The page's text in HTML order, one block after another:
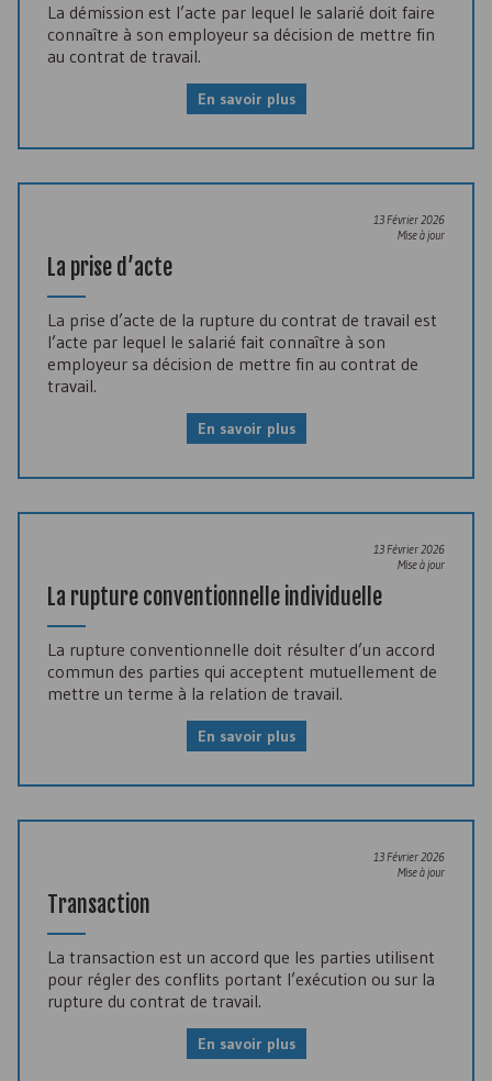
La démission est l’acte par lequel le salarié doit faire
connaître à son employeur sa décision de mettre fin
au contrat de travail.
En savoir plus
13 Février 2026
Mise à jour
La prise d’acte
La prise d’acte de la rupture du contrat de travail est
l’acte par lequel le salarié fait connaître à son
employeur sa décision de mettre fin au contrat de
travail.
En savoir plus
13 Février 2026
Mise à jour
La rupture conventionnelle individuelle
La rupture conventionnelle doit résulter d’un accord
commun des parties qui acceptent mutuellement de
mettre un terme à la relation de travail.
En savoir plus
13 Février 2026
Mise à jour
Transaction
La transaction est un accord que les parties utilisent
pour régler des conflits portant l’exécution ou sur la
rupture du contrat de travail.
En savoir plus